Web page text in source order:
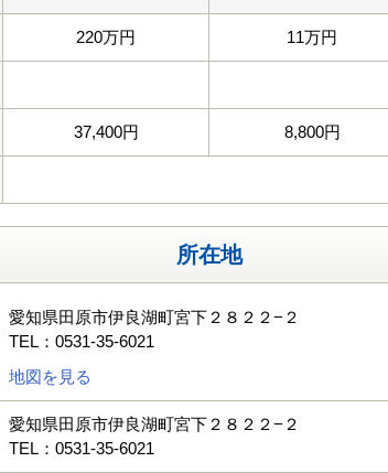
220万円 11万円
37,400円 8,800円
所在地
愛知県田原市伊良湖町宮下２８２２−２
TEL：0531-35-6021
地図を見る
愛知県田原市伊良湖町宮下２８２２−２
TEL：0531-35-6021